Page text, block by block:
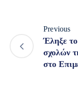
Previous
Έληξε το
σχολών
στο